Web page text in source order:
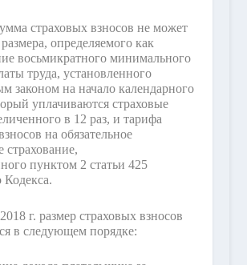
страховых взносов не может
определяемого как
восьмикратного минимального
труда, установленного
законом на начало календарного
уплачиваются страховые
в 12 раз, и тарифа
на обязательное
страхование,
пунктом 2 статьи 425
Кодекса.
г. размер страховых взносов
в следующем порядке: